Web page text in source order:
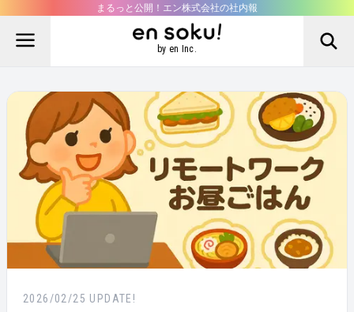
まるっと公開！エン株式会社の社内報
by en Inc.
2026/02/25 UPDATE!